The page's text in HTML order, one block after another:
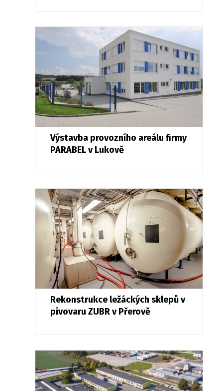
Výstavba provozního areálu firmy
PARABEL v Lukově
Rekonstrukce ležáckých sklepů v
pivovaru ZUBR v Přerově